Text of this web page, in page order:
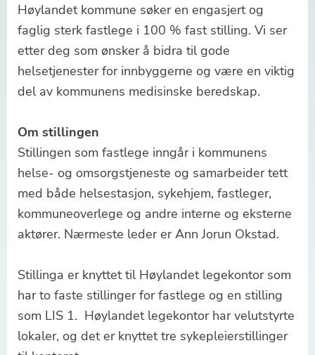
Høylandet kommune søker en engasjert og
faglig sterk fastlege i 100 % fast stilling. Vi ser
etter deg som ønsker å bidra til gode
helsetjenester for innbyggerne og være en viktig
del av kommunens medisinske beredskap.
Om stillingen
Stillingen som fastlege inngår i kommunens
helse- og omsorgstjeneste og samarbeider tett
med både helsestasjon, sykehjem, fastleger,
kommuneoverlege og andre interne og eksterne
aktører. Nærmeste leder er Ann Jorun Okstad.
Stillinga er knyttet til Høylandet legekontor som
har to faste stillinger for fastlege og en stilling
som LIS 1. Høylandet legekontor har velutstyrte
lokaler, og det er knyttet tre sykepleierstillinger